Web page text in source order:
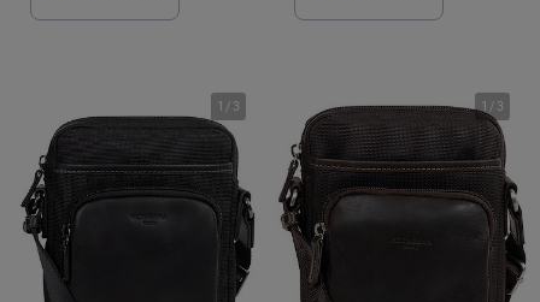
1 / 3 1 / 3